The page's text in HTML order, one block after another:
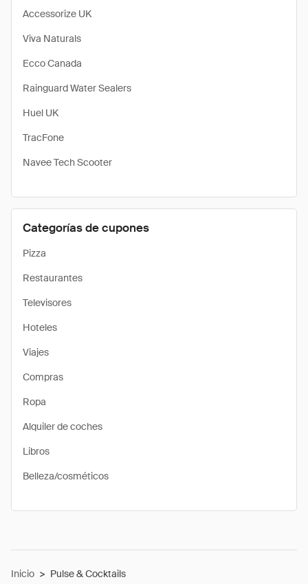
Accessorize UK
Viva Naturals
Ecco Canada
Rainguard Water Sealers
Huel UK
TracFone
Navee Tech Scooter
Categorías de cupones
Pizza
Restaurantes
Televisores
Hoteles
Viajes
Compras
Ropa
Alquiler de coches
Libros
Belleza/cosméticos
Inicio > Pulse & Cocktails